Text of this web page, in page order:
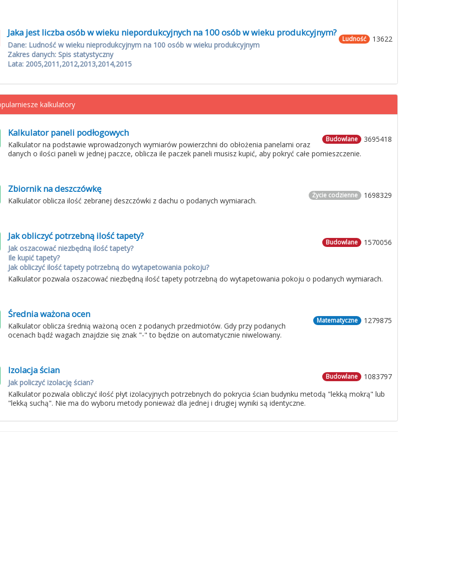
13622
Ludność
Jaka jest liczba osób w wieku niepordukcyjnych na 100 osób w wieku produkcyjnym?
Dane: Ludność w wieku nieprodukcyjnym na 100 osób w wieku produkcyjnym
Zakres danych: Spis statystyczny
Lata: 2005,2011,2012,2013,2014,2015
kalkulatory
3695418
Budowlane
Kalkulator paneli podłogowych
Kalkulator na podstawie wprowadzonych wymiarów powierzchni do obłożenia panelami oraz
danych o ilości paneli w jednej paczce, oblicza ile paczek paneli musisz kupić, aby pokryć całe pomieszczenie.
1698329
Życie codzienne
Zbiornik na deszczówkę
Kalkulator oblicza ilość zebranej deszczówki z dachu o podanych wymiarach.
1570056
Budowlane
Jak obliczyć potrzebną ilość tapety?
Jak oszacować niezbędną ilość tapety?
Ile kupić tapety?
Jak obliczyć ilość tapety potrzebną do wytapetowania pokoju?
Kalkulator pozwala oszacować niezbędną ilość tapety potrzebną do wytapetowania pokoju o podanych wymiarach.
1279875
Matematyczne
Średnia ważona ocen
Kalkulator oblicza średnią ważoną ocen z podanych przedmiotów. Gdy przy podanych
ocenach bądź wagach znajdzie się znak "-" to będzie on automatycznie niwelowany.
1083797
Budowlane
Izolacja ścian
Jak policzyć izolację ścian?
Kalkulator pozwala obliczyć ilość płyt izolacyjnych potrzebnych do pokrycia ścian budynku metodą "lekką mokrą" lub
"lekką suchą". Nie ma do wyboru metody ponieważ dla jednej i drugiej wyniki są identyczne.